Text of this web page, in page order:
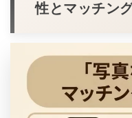
性とマッチン